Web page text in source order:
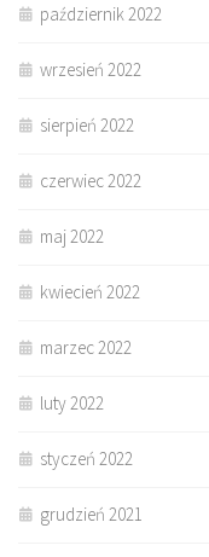
październik 2022
wrzesień 2022
sierpień 2022
czerwiec 2022
maj 2022
kwiecień 2022
marzec 2022
luty 2022
styczeń 2022
grudzień 2021